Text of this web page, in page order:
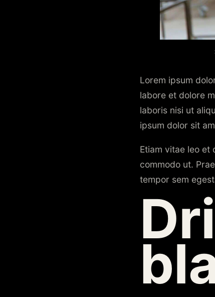
Lorem ipsum
labore et dolore
laboris nisi ut
ipsum dolor sit
Etiam vitae leo
commodo ut.
tempor sem